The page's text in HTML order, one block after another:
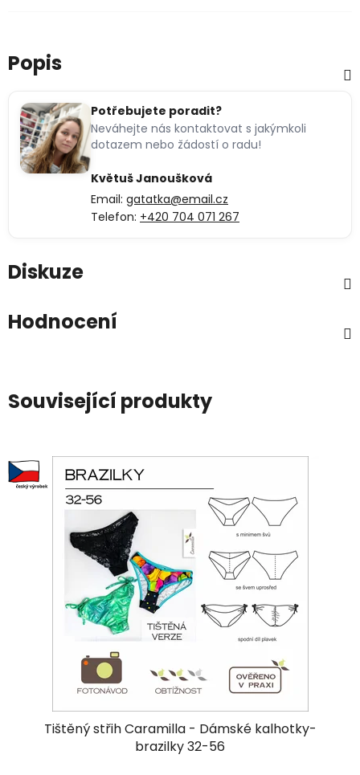
Popis
Potřebujete poradit?
Neváhejte nás kontaktovat s jakýmkoli
dotazem nebo žádostí o radu!
Květuš Janoušková
Email: gatatka@email.cz
Telefon: +420 704 071 267
Diskuze
Hodnocení
Související produkty
Tištěný střih Caramilla - Dámské kalhotky-
brazilky 32-56